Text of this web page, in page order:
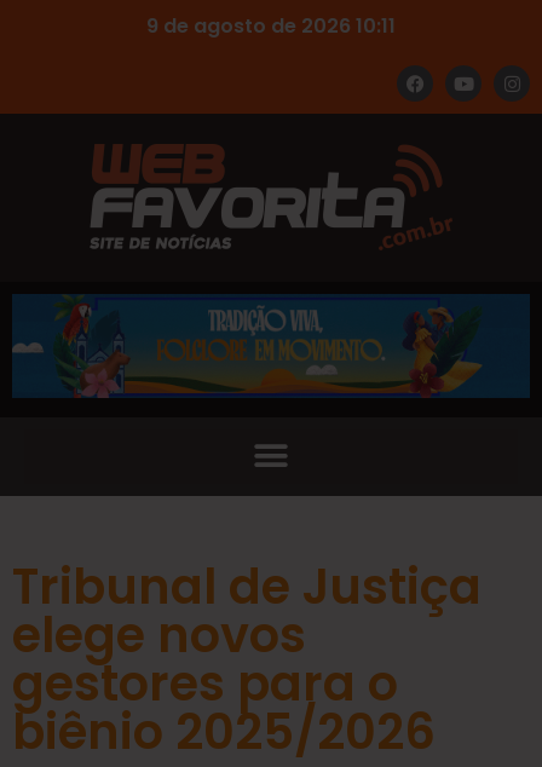
9 de agosto de 2026 10:11
Tribunal de Justiça
elege novos
gestores para o
biênio 2025/2026